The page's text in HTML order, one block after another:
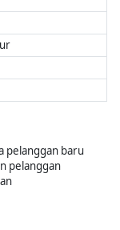
pelanggan baru
pelanggan